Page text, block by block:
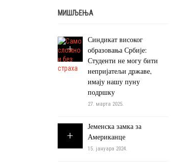
МИШЉЕЊА
Синдикат високог
образовања Србије:
Студенти не могу бити
непријатељи државе,
имају нашу пуну
подршку
27. марта 2025.
Јеменска замка за
Американце
15. јануара 2024.